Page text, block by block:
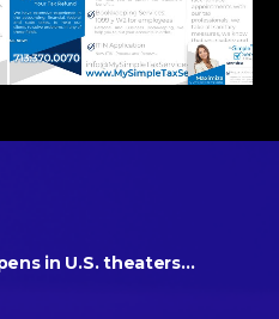
in U.S. theaters